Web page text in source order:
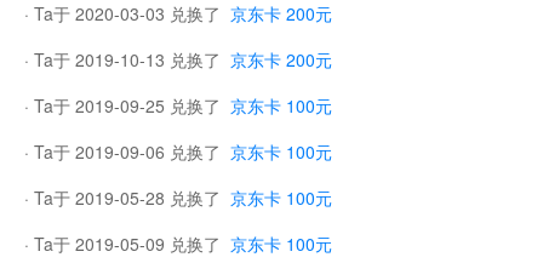
· Ta于 2020-03-03 兑换了 京东卡 200元
· Ta于 2019-10-13 兑换了 京东卡 200元
· Ta于 2019-09-25 兑换了 京东卡 100元
· Ta于 2019-09-06 兑换了 京东卡 100元
· Ta于 2019-05-28 兑换了 京东卡 100元
· Ta于 2019-05-09 兑换了 京东卡 100元